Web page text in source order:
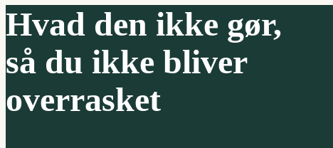
Hvad den ikke gør,
så du ikke bliver
overrasket